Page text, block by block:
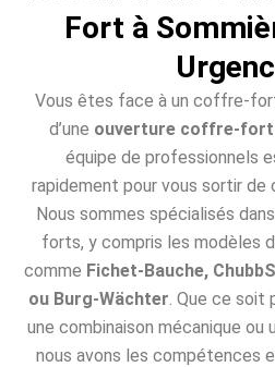
Fort à
Vous êtes face à un coffre-
d’une ouverture coffre-fort
équipe de professionnels
rapidement pour vous sortir
Nous sommes spécialisés
forts, y compris les modèles
comme Fichet-Bauche,
ou Burg-Wächter . Que ce soit
une combinaison mécanique
nous avons les compétences